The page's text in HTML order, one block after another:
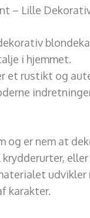
– Lille
i hjemmet.
et rustikt og
og er nem at
eller
udvikler
karakter.